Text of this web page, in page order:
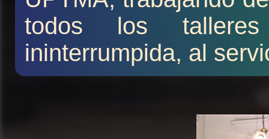
todos los
ininterrumpida, al